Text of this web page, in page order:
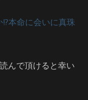
本命に会いに真珠
んで頂けると幸い